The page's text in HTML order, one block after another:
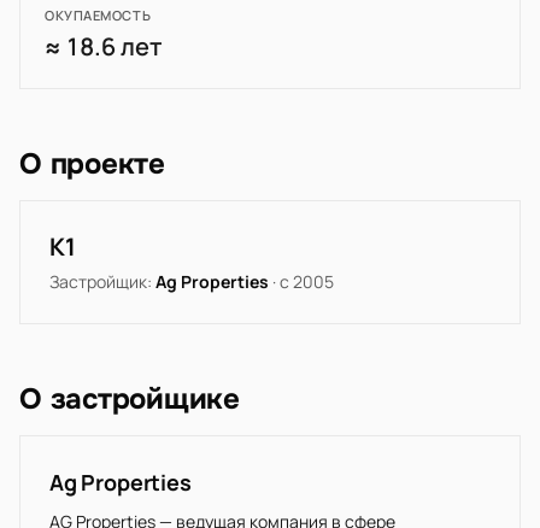
ОКУПАЕМОСТЬ
≈ 18.6 лет
О проекте
K1
Застройщик: Ag Properties · с 2005
О застройщике
Ag Properties
AG Properties — ведущая компания в сфере